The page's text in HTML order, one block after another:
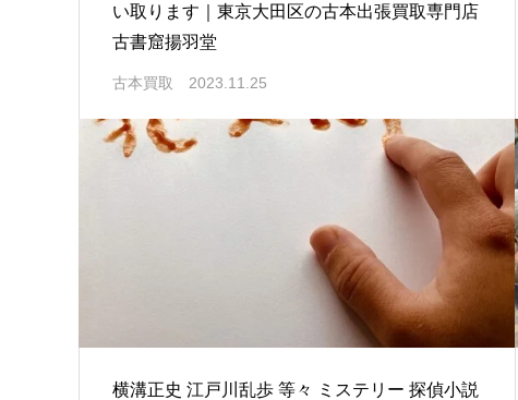
い取ります｜東京大田区の古本出張買取専門店
古書窟揚羽堂
古本買取 2023.11.25
横溝正史 江戸川乱歩 等々 ミステリー 探偵小説